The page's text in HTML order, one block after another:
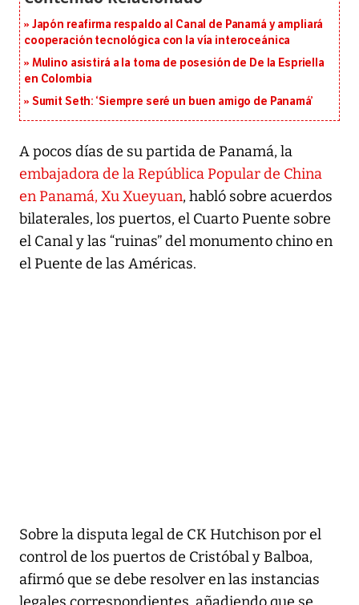
Japón reafirma respaldo al Canal de Panamá y ampliará
cooperación tecnológica con la vía interoceánica
Mulino asistirá a la toma de posesión de De la Espriella
en Colombia
Sumit Seth: ‘Siempre seré un buen amigo de Panamá’
A pocos días de su partida de Panamá, la
embajadora de la República Popular de China
en Panamá, Xu Xueyuan, habló sobre acuerdos
bilaterales, los puertos, el Cuarto Puente sobre
el Canal y las “ruinas” del monumento chino en
el Puente de las Américas.
Sobre la disputa legal de CK Hutchison por el
control de los puertos de Cristóbal y Balboa,
afirmó que se debe resolver en las instancias
legales correspondientes, añadiendo que se